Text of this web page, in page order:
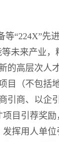
“224X”先
未来产业
的高层次人
目（不包括
引商、以企
目引荐奖
挥用人单